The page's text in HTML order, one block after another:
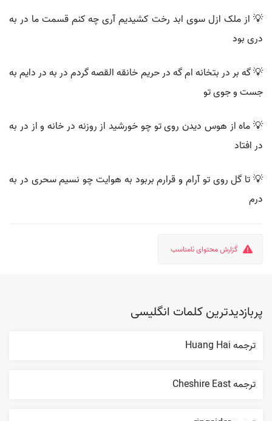
💡 از ملک ازل سوی ابد رخت کشیدیم آری چه کنم قسمت ما در به
دری بود
💡 گه بر در بتخانه ام گه در حریم خانقه القصه گردم در به در دایم به
جست و جوی تو
💡 ماه از هوس دیدن روی تو چو خورشید از روزنه در خانه و از در به
در افتاد
💡 تا گل روی تو آرام و قرارم بربود به هوایت چو نسیم سحری در به
درم
گزارش محتوای نامناسب
پربازدیدترین کلمات انگلیسی
ترجمه Huang Hai
ترجمه Cheshire East